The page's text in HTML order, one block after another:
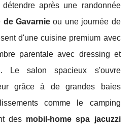
après une randonnée
de Gavarnie ou une journée de
d'une cuisine premium avec
parentale avec dressing et
Le salon spacieux s'ouvre
grâce à de grandes baies
comme le camping
des mobil-home spa jacuzzi